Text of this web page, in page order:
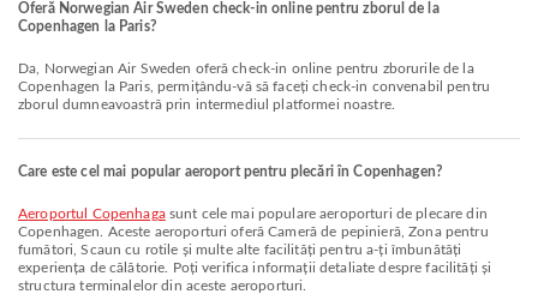
Oferă Norwegian Air Sweden check-in online pentru zborul de la
Copenhagen la Paris?
Da, Norwegian Air Sweden oferă check-in online pentru zborurile de la
Copenhagen la Paris, permițându-vă să faceți check-in convenabil pentru
zborul dumneavoastră prin intermediul platformei noastre.
Care este cel mai popular aeroport pentru plecări în Copenhagen?
Aeroportul Copenhagasunt cele mai populare aeroporturi de plecare din
Copenhagen. Aceste aeroporturi oferă Cameră de pepinieră, Zona pentru
fumători, Scaun cu rotile și multe alte facilități pentru a-ți îmbunătăți
experiența de călătorie. Poți verifica informații detaliate despre facilități și
structura terminalelor din aceste aeroporturi.